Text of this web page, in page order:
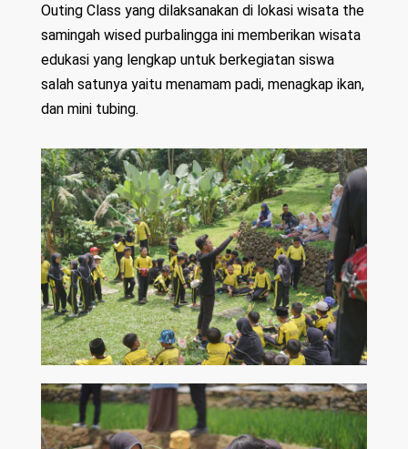
Outing Class yang dilaksanakan di lokasi wisata the
samingah wised purbalingga ini memberikan wisata
edukasi yang lengkap untuk berkegiatan siswa
salah satunya yaitu menamam padi, menagkap ikan,
dan mini tubing.